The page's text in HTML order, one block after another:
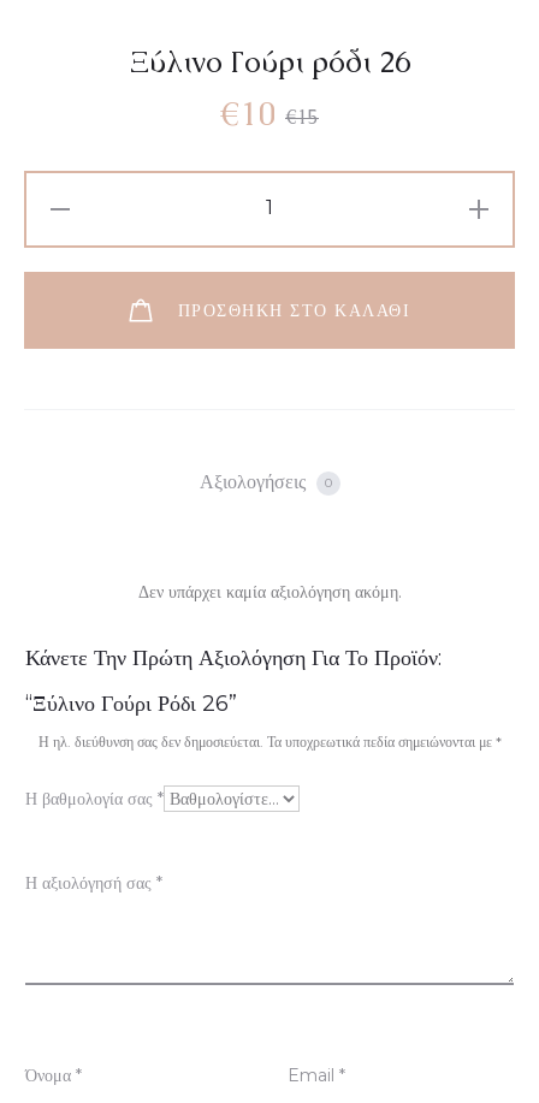
Ξύλινο Γούρι ρόδι 26
€15
€10
ΠΡΟΣΘΉΚΗ ΣΤΟ ΚΑΛΆΘΙ
Αξιολογήσεις 0
Α
ξ
ο
ο
σ
ι
Δεν υπάρχει καμία αξιολόγηση ακόμη.
Κάνετε Την Πρώτη Αξιολόγηση Για Το Προϊόν:
“Ξύλινο Γούρι Ρόδι 26”
Η ηλ. διεύθυνση σας δεν δημοσιεύεται. Τα υποχρεωτικά πεδία σημειώνονται με *
Η βαθμολογία σας *
Η αξιολόγησή σας *
Όνομα * Email *